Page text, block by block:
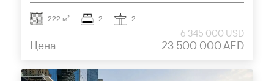
222 м² 2 2
Цена
6 345 000 USD
23 500 000 AED